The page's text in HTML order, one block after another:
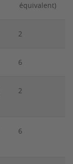
équivalent)
2
6
2
6